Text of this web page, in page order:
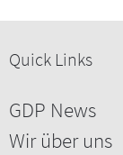
Quick Links
GDP News
Wir über uns